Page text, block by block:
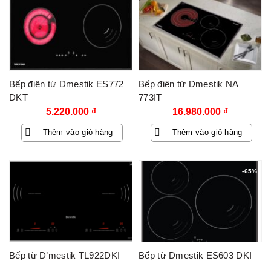
Bếp điện từ Dmestik ES772
DKT
5.220.000 ₫
Thêm vào giỏ hàng
Bếp điện từ Dmestik NA
773IT
16.980.000 ₫
Thêm vào giỏ hàng
Bếp từ D’mestik TL922DKI
-65%
Bếp từ Dmestik ES603 DKI